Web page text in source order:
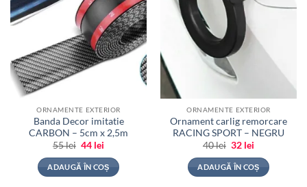
ORNAMENTE EXTERIOR
Banda Decor imitatie
CARBON – 5cm x 2,5m
55lei Prețul
a
fost:
55 lei.
44 lei
este:
44 lei.
ADAUGĂ ÎN COȘ
ORNAMENTE EXTERIOR
Ornament carlig remorcare
RACING SPORT – NEGRU
40lei Prețul
a
fost:
40 lei.
32 lei
este:
32 lei.
ADAUGĂ ÎN COȘ